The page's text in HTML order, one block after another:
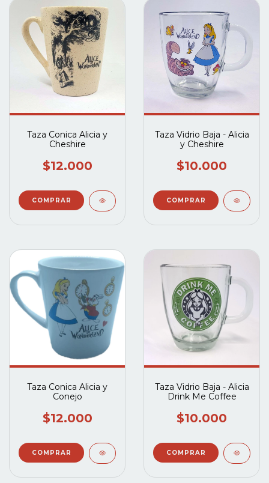
Taza Conica Alicia y
Cheshire
$12.000
Taza Vidrio Baja - Alicia
y Cheshire
$10.000
Taza Conica Alicia y
Conejo
$12.000
Taza Vidrio Baja - Alicia
Drink Me Coffee
$10.000